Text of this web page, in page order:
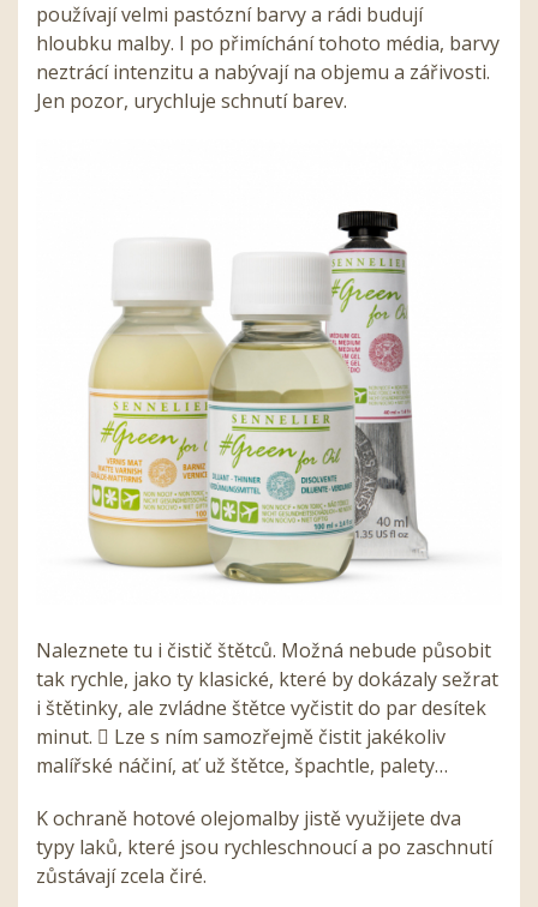
používají velmi pastózní barvy a rádi budují
hloubku malby. I po přimíchání tohoto média, barvy
neztrácí intenzitu a nabývají na objemu a zářivosti.
Jen pozor, urychluje schnutí barev.
Naleznete tu i čistič štětců. Možná nebude působit
tak rychle, jako ty klasické, které by dokázaly sežrat
i štětinky, ale zvládne štětce vyčistit do par desítek
minut.  Lze s ním samozřejmě čistit jakékoliv
malířské náčiní, ať už štětce, špachtle, palety…
K ochraně hotové olejomalby jistě využijete dva
typy laků, které jsou rychleschnoucí a po zaschnutí
zůstávají zcela čiré.